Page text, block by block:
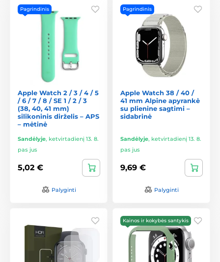
Pagrindinis
Apple Watch 2 / 3 / 4 / 5
/ 6 / 7 / 8 / SE 1 / 2 / 3
(38, 40, 41 mm)
silikoninis dirželis – APS
– mėtinė
Sandėlyje, ketvirtadienį 13. 8.
pas jus
5,02 €
Palyginti
Pagrindinis
Apple Watch 38 / 40 /
41 mm Alpine apyrankė
su plienine sagtimi –
sidabrinė
Sandėlyje, ketvirtadienį 13. 8.
pas jus
9,69 €
Palyginti
Kainos ir kokybės santykis